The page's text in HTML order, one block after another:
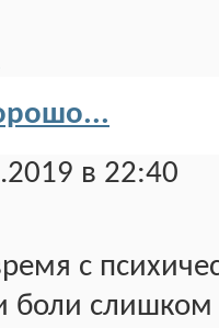
в 22:40
с
боли слишком